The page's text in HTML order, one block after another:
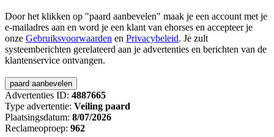
Door het klikken op "paard aanbevelen" maak je een account met je
e-mailadres aan en word je een klant van ehorses en accepteer je
onze Gebruiksvoorwaarden en Privacybeleid. Je zult
systeemberichten gerelateerd aan je advertenties en berichten van de
klantenservice ontvangen.
Advertenties ID: 4887665
Type advertentie: Veiling paard
Plaatsingsdatum: 8/07/2026
Reclameoproep: 962